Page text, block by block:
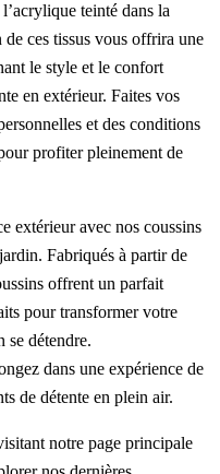
teinté dans la
ces tissus vous offrira une
le style et le confort
en extérieur. Faites vos
et des conditions
profiter pleinement de
extérieur avec nos coussins
Fabriqués à partir de
offrent un parfait
pour transformer votre
se détendre.
dans une expérience de
de détente en plein air.
notre page principale